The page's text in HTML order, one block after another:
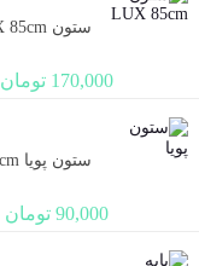
ستون LUX 85cm
170,000 تومان
ستون پویا 25cm
90,000 تومان